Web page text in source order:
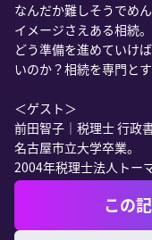
なんだか難しそうでめ
イメージさえある相続。
どう準備を進めていけ
いのか？相続を専門と
＜ゲスト＞
前田智子｜税理士 行政
名古屋市立大学卒業。
2004年税理士法人トー
この